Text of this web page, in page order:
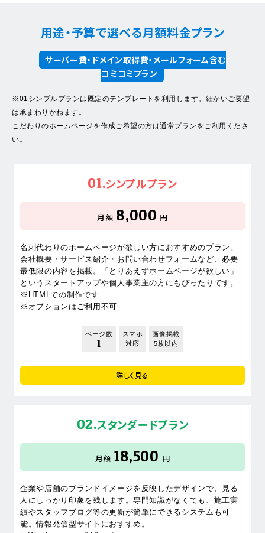
用途・予算で選べる月額料金プラン
サーバー費・ドメイン取得費・メールフォーム含む
コミコミプラン
※01シンプルプランは既定のテンプレートを利用します。細かいご要望
は承まわりかねます。
こだわりのホームページを作成ご希望の方は通常プランをご利用くださ
い。
01.シンプルプラン
月額 8,000 円
名刺代わりのホームページが欲しい方におすすめのプラン。
会社概要・サービス紹介・お問い合わせフォームなど、必要
最低限の内容を掲載。「とりあえずホームページが欲しい」
というスタートアップや個人事業主の方にもぴったりです。
※HTMLでの制作です
※オプションはご利用不可
ページ数
1
スマホ
対応
画像掲載
5枚以内
詳しく見る
02.スタンダードプラン
月額 18,500 円
企業や店舗のブランドイメージを反映したデザインで、見る
人にしっかり印象を残します。専門知識がなくても、施工実
績やスタッフブログ等の更新が簡単にできるシステムも可
能。情報発信型サイトにおすすめ。